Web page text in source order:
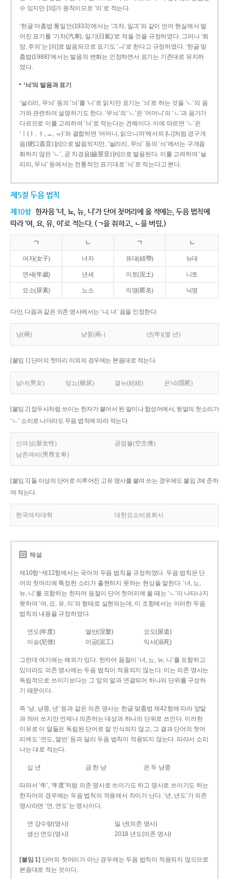
수 있지만 [의]가 원칙이므로 ‘의’로 적는다.
‘한글 마춤법 통일안(1933)’에서는 ‘긔챠, 일긔’와 같이 언어 현실에서 멀
어진 표기를 ‘기차(汽車), 일기(日氣)’로 적을 것을 규정하였다. 그러나 ‘희
망, 주의’는 [의]로 발음되므로 표기도 ‘ㅢ’로 한다고 규정하였다. ‘한글 맞
춤법(1988)’에서는 발음의 변화는 인정하면서 표기는 기존대로 유지하
였다.
‘늬’의 발음과 표기
‘늴리리, 무늬’ 등의 ‘늬’를 ‘니’로 읽지만 표기는 ‘늬’로 하는 것을 ‘ㄴ’의 음
가와 관련하여 설명하기도 한다. ‘무늬’의 ‘ㄴ’은 ‘어머니’의 ‘ㄴ’과 음가가
다르므로 이를 고려하여 ‘늬’로 적는다는 견해이다. 이에 따르면 ‘ㄴ’은
‘ㅣ(ㅑ, ㅕ, ㅛ, ㅠ)’와 결합하면 ‘어머니, 읽으니까’에서의 [니]처럼 경구개
음(硬口蓋音) [ɲ]으로 발음되지만, ‘늴리리, 무늬’ 등의 ‘늬’에서는 구개음
화하지 않은 ‘ㄴ’, 곧 치경음(齒莖音) [n]으로 발음된다. 이를 고려하여 ‘늴
리리, 무늬’ 등에서는 전통적인 표기대로 ‘늬’로 적는다고 본다.
제5절 두음 법칙
제10항 한자음 ‘녀, 뇨, 뉴, 니’가 단어 첫머리에 올 적에는, 두음 법칙에
따라 ‘여, 요, 유, 이’로 적는다. (ㄱ을 취하고, ㄴ을 버림.)
ㄱ ㄴ ㄱ ㄴ
여자(女子) 녀자 유대(紐帶) 뉴대
연세(年歲) 년세 이토(泥土) 니토
요소(尿素) 뇨소 익명(匿名) 닉명
다만, 다음과 같은 의존 명사에서는 ‘냐, 녀’ 음을 인정한다.
냥(兩) 냥쭝(兩-) 년(年)(몇 년)
[붙임 1] 단어의 첫머리 이외의 경우에는 본음대로 적는다.
남녀(男女) 당뇨(糖尿) 결뉴(結紐) 은닉(隱匿)
[붙임 2] 접두사처럼 쓰이는 한자가 붙어서 된 말이나 합성어에서, 뒷말의 첫소리가
‘ㄴ’ 소리로 나더라도 두음 법칙에 따라 적는다.
신여성(新女性)
공염불(空念佛)
남존여비(男尊女卑)
[붙임 3] 둘 이상의 단어로 이루어진 고유 명사를 붙여 쓰는 경우에도 붙임 2에 준하
여 적는다.
한국여자대학 대한요소비료회사
해설
제10항~제12항에서는 국어의 두음 법칙을 규정하였다. 두음 법칙은 단
어의 첫머리에 특정한 소리가 출현하지 못하는 현상을 말한다. ‘녀, 뇨,
뉴, 니’를 포함하는 한자어 음절이 단어 첫머리에 올 때는 ‘ㄴ’이 나타나지
못하여 ‘여, 요, 유, 이’의 형태로 실현되는데, 이 조항에서는 이러한 두음
법칙의 내용을 규정하였다.
연도(年度) 열반(涅槃)
요도(尿道)
이승(尼僧)
이공(泥工) 익사(溺死)
그런데 여기에는 예외가 있다. 한자어 음절이 ‘녀, 뇨, 뉴, 니’를 포함하고
있더라도 의존 명사에는 두음 법칙이 적용되지 않는다. 이는 의존 명사는
독립적으로 쓰이기보다는 그 앞의 말과 연결되어 하나의 단위를 구성하
기 때문이다.
즉 ‘냥, 냥쭝, 년’ 등과 같은 의존 명사는 한글 맞춤법 제42항에 따라 앞말
과 띄어 쓰지만 언제나 의존하는 대상과 하나의 단위로 쓰인다. 이러한
이유로 이 말들은 독립된 단어로 잘 인식되지 않고, 그 결과 단어의 첫머
리에도 ‘연도, 열반’ 등과 달리 두음 법칙이 적용되지 않는다. 따라서 소리
나는 대로 적는다.
십 년 금 한 냥 은 두 냥쭝
따라서 ‘年’, ‘年度’처럼 의존 명사로 쓰이기도 하고 명사로 쓰이기도 하는
한자어의 경우에는 두음 법칙의 적용에서 차이가 난다. ‘년, 년도’가 의존
명사라면 ‘연, 연도’는 명사이다.
연 강수량(명사)
일 년(의존 명사)
생산 연도(명사)
2018 년도(의존 명사)
[붙임 1] 단어의 첫머리가 아닌 경우에는 두음 법칙이 적용되지 않으므로
본음대로 적는 것이다.